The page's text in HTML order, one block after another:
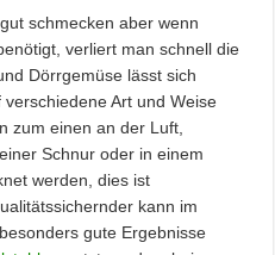
schmecken aber wenn
verliert man schnell die
Dörrgemüse lässt sich
Art und Weise
zum einen an der Luft,
Schnur oder in einem
werden, dies ist
kann im
gute Ergebnisse